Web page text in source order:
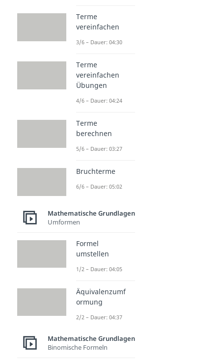
Terme
vereinfachen
3/6 – Dauer: 04:30
Terme
vereinfachen
Übungen
4/6 – Dauer: 04:24
Terme
berechnen
5/6 – Dauer: 03:27
Bruchterme
6/6 – Dauer: 05:02
Mathematische Grundlagen
Umformen
Formel
umstellen
1/2 – Dauer: 04:05
Äquivalenzumf
ormung
2/2 – Dauer: 04:37
Mathematische Grundlagen
Binomische Formeln